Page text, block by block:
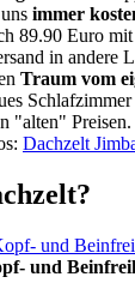
immer
89.90 Euro
in andere
Traum vom
"alten" Preisen.
Dachzelt
und